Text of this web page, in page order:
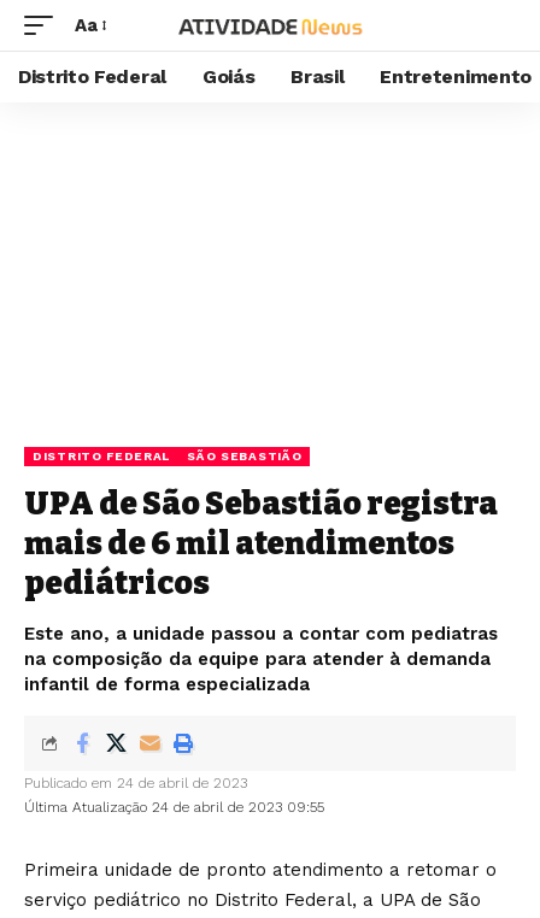
Aa
Distrito Federal Goiás Brasil Entretenimento
DISTRITO FEDERAL SÃO SEBASTIÃO
UPA de São Sebastião registra
mais de 6 mil atendimentos
pediátricos
Este ano, a unidade passou a contar com pediatras
na composição da equipe para atender à demanda
infantil de forma especializada
Última Atualização 24 de abril de 2023 09:55
Publicado em 24 de abril de 2023
Primeira unidade de pronto atendimento a retomar o
serviço pediátrico no Distrito Federal, a UPA de São